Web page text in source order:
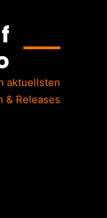
aktuellsten
& Releases